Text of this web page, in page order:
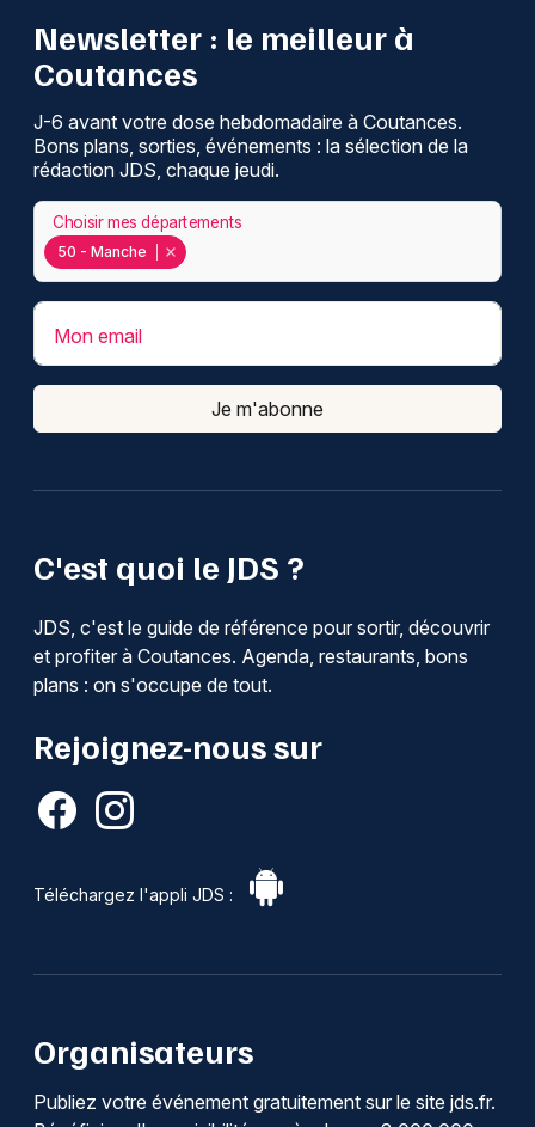
C'est quoi le JDS ?
JDS, c'est le guide de référence pour sortir, découvrir
et profiter à Coutances. Agenda, restaurants, bons
plans : on s'occupe de tout.
Rejoignez-nous sur
Téléchargez l'appli JDS :
Newsletter : le meilleur à
Coutances
J-6 avant votre dose hebdomadaire à Coutances.
Bons plans, sorties, événements : la sélection de la
rédaction JDS, chaque jeudi.
50 - Manche
Choisir mes départements
Mon email
Je m'abonne
Organisateurs
Publiez votre événement gratuitement sur le site jds.fr.